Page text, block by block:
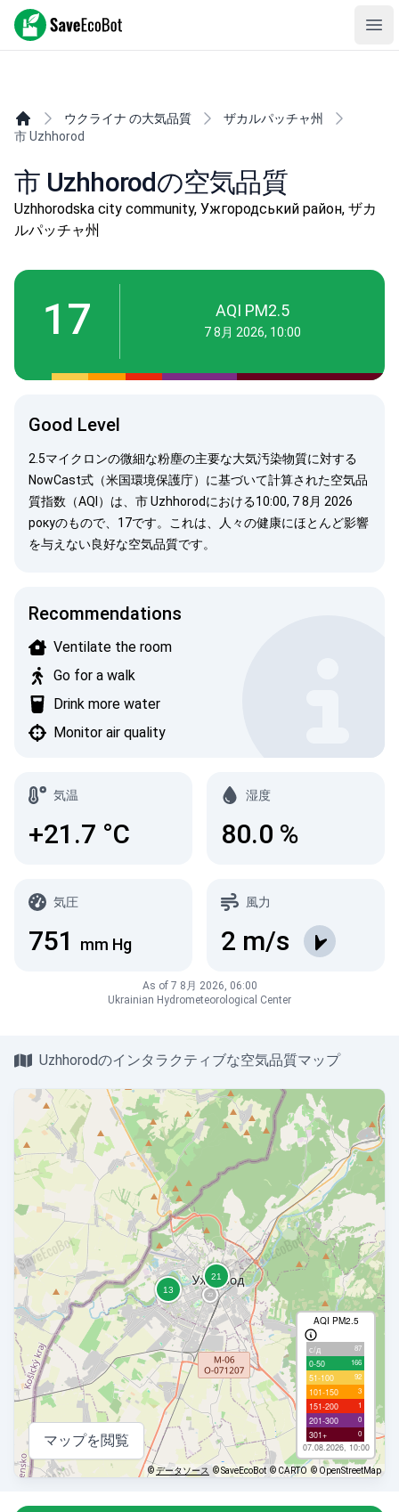
SaveEcoBot
ウクライナ の大気品質
ザカルパッチャ州
市 Uzhhorod
市 Uzhhorodの空気品質
Uzhhorodska city community, Ужгородський район, ザカ
ルパッチャ州
17 AQI PM2.5
7 8月 2026, 10:00
Good Level
2.5マイクロンの微細な粉塵の主要な大気汚染物質に対する
NowCast式（米国環境保護庁） に基づいて計算された空気品
質指数（AQI）は、市 Uzhhorodにおける10:00, 7 8月 2026
рокуのもので、17です。これは、人々の健康にほとんど影響
を与えない良好な空気品質です。
Recommendations
Ventilate the room
Go for a walk
Drink more water
Monitor air quality
気温
+21.7 °C
湿度
80.0 %
気圧
751 mm Hg
風力
2 m/s
As of 7 8月 2026, 06:00
Ukrainian Hydrometeorological Center
Uzhhorodのインタラクティブな空気品質マップ
AQI PM2.5
с/д 87
0-50 166
51-100 92
101-150 3
151-200 1
201-300 0
301+ 0
07.08.2026, 10:00
マップを閲覧
©データソース © SaveEcoBot © CARTO © OpenStreetMap